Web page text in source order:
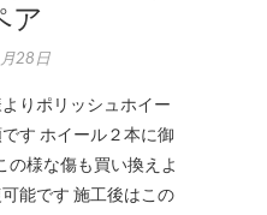
ア
28日
りポリッシュホイー
す ホイール２本に御
の様な傷も買い換えよ
能です 施工後はこの